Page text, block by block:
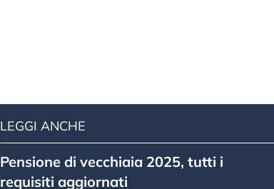
LEGGI ANCHE
Pensione di vecchiaia 2025, tutti i
requisiti aggiornati